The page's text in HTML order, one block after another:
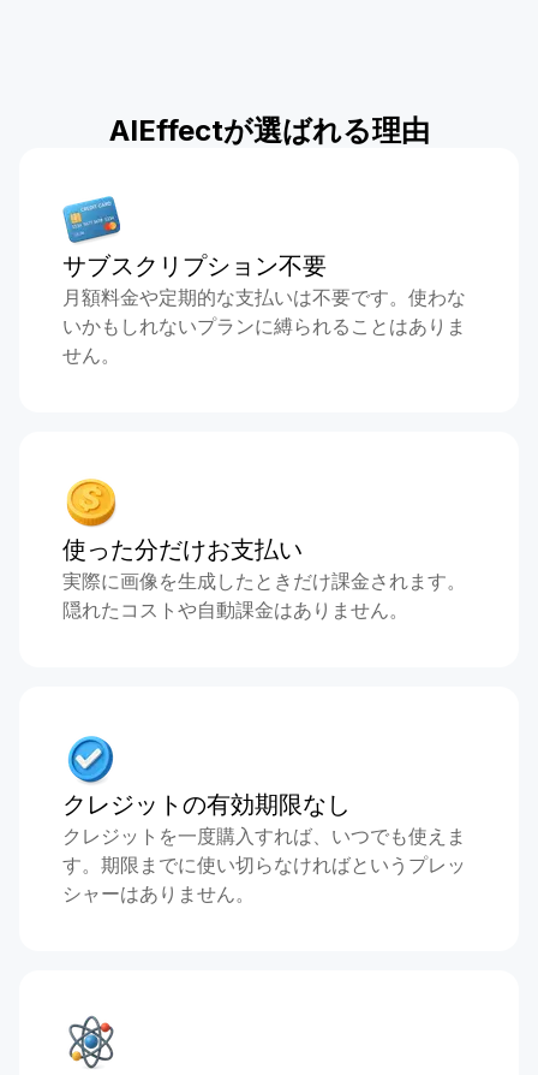
AIEffectが選ばれる理由
サブスクリプション不要
月額料金や定期的な支払いは不要です。使わな
いかもしれないプランに縛られることはありま
せん。
使った分だけお支払い
実際に画像を生成したときだけ課金されます。
隠れたコストや自動課金はありません。
クレジットの有効期限なし
クレジットを一度購入すれば、いつでも使えま
す。期限までに使い切らなければというプレッ
シャーはありません。